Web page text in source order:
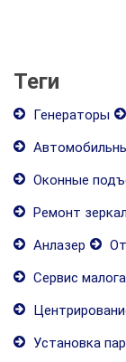
Теги
Генераторы
Оконные
Ремонт
Анлазер
Сервис
Установка